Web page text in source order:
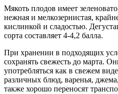
Мякоть плодов имеет
нежная и мелкозернистая,
кислинкой и сладостью.
сорта составляет 4-4,2 балла.
При хранении в подходящих
сохранять свежесть до марта.
употребляться как в свежем
различных блюд, варенья,
также хорошо переносят